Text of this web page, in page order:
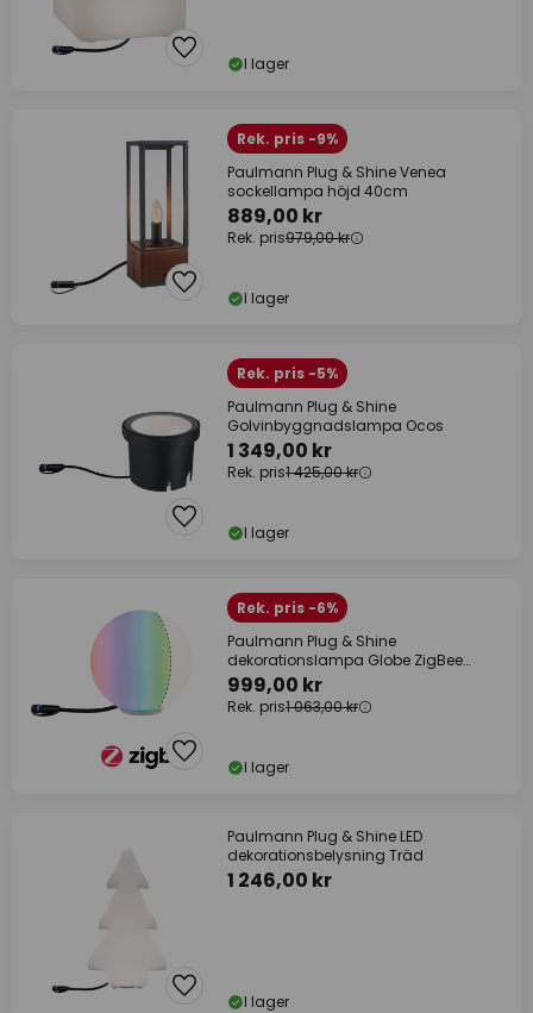
I lager
Rek. pris -9%
Paulmann Plug & Shine Venea
sockellampa höjd 40cm
889,00 kr
Rek. pris979,00 kr
I lager
Rek. pris -5%
Paulmann Plug & Shine
Golvinbyggnadslampa Ocos
1 349,00 kr
Rek. pris1 425,00 kr
I lager
Rek. pris -6%
Paulmann Plug & Shine
dekorationslampa Globe ZigBee
RGBW
999,00 kr
Rek. pris1 063,00 kr
I lager
Paulmann Plug & Shine LED
dekorationsbelysning Träd
1 246,00 kr
I lager